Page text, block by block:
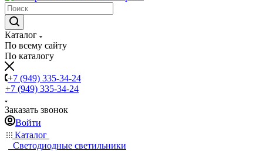
Каталог
По всему сайту
По каталогу
+7 (949) 335-34-24
+7 (949) 335-34-24
Заказать звонок
Войти
Каталог
Светодиодные светильники